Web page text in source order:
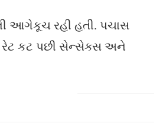
આગેકૂચ રહી હતી. પચાસ
રેટ કટ પછી સેન્સેક્સ અને